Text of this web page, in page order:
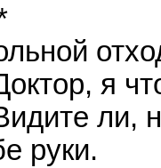
я
ли,
руки.